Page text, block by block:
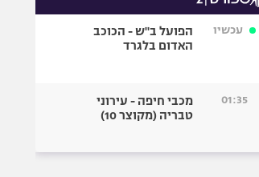
כדורעף
שחייה
ספורט אולימפי
עכשיו
הפועל ב"ש - הכוכב
האדום בלגרד
01:35
מכבי חיפה - עירוני
טבריה (מקוצר 10)